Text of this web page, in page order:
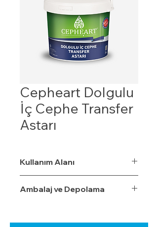
Cepheart Dolgulu
İç Cephe Transfer
Astarı
Kullanım Alanı
Ambalaj ve Depolama